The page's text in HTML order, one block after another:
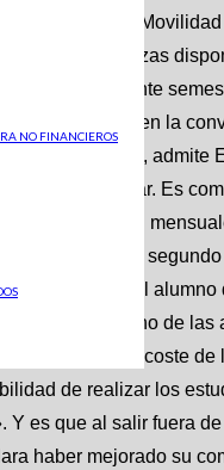
NO FINANCIEROS
de
de las plazas
en el siguiente
9% más que en la
se disparara, admite
que adelantar. Es
pagos no son
de irse y el
del
plazos de abono de
Más allá del coste
de realizar los
es que al salir fuera
haber mejorado su